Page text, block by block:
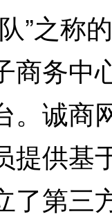
之称的
商务中
。诚商
提供基
了第